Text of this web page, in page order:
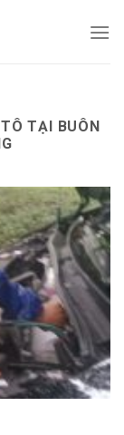
TẠI BUÔN